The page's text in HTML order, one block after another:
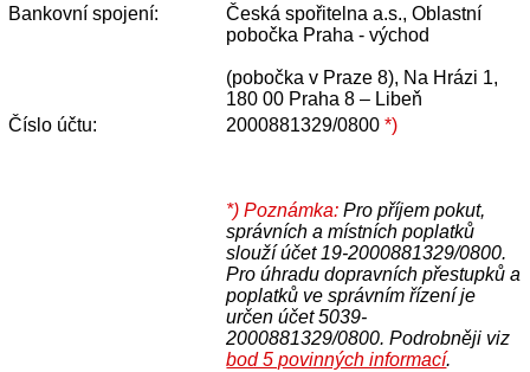
Bankovní spojení:
Česká spořitelna a.s., Oblastní
pobočka Praha - východ
(pobočka v Praze 8), Na Hrázi 1,
180 00 Praha 8 – Libeň
Číslo účtu:
2000881329/0800*)
*)Poznámka: Pro příjem pokut,
správních a místních poplatků
slouží účet 19-2000881329/0800.
Pro úhradu dopravních přestupků a
poplatků ve správním řízení je
určen účet 5039-
2000881329/0800. Podrobněji viz
bod 5 povinných informací.